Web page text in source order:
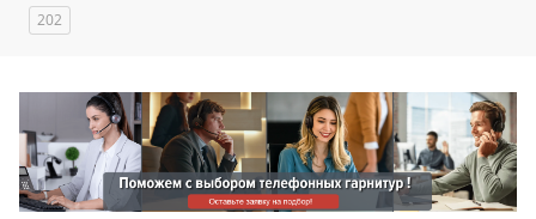
202